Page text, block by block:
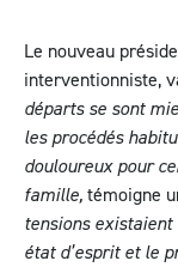
Le nouveau
interventionniste,
départs se sont
les procédés
douloureux pour
famille,témoigne
tensions
état d’esprit et le